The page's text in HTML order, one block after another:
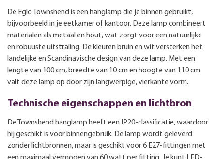
De Eglo Townshend is een hanglamp die je binnen gebruikt,
bijvoorbeeld in je eetkamer of kantoor. Deze lamp combineert
materialen als metaal en hout, wat zorgt voor een natuurlijke
en robuuste uitstraling. De kleuren bruin en wit versterken het
landelijke en Scandinavische design van deze lamp. Met een
lengte van 100 cm, breedte van 10 cm en hoogte van 110 cm
valt deze lamp op door zijn langwerpige, vierkante vorm.
Technische eigenschappen en lichtbron
De Townshend hanglamp heeft een IP20-classificatie, waardoor
hij geschikt is voor binnengebruik. De lamp wordt geleverd
zonder lichtbronnen, maar is geschikt voor 6 E27-fittingen met
een maximaal vermogen van 60 watt per fitting. Je kunt LED-